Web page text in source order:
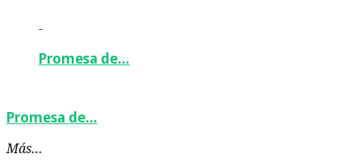
-
Promesa de…
Promesa de…
Más…